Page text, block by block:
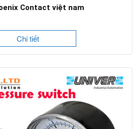
Contact việt nam
Chi tiết